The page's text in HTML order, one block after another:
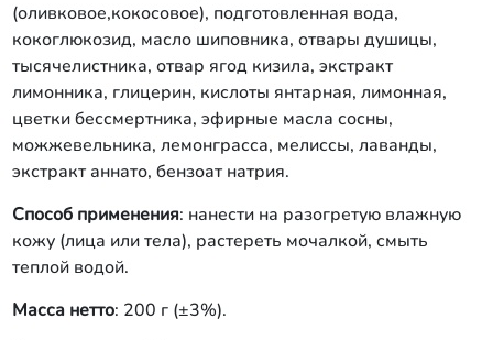
(оливковое,кокосовое), подготовленная вода,
кокоглюкозид, масло шиповника, отвары душицы,
тысячелистника, отвар ягод кизила, экстракт
лимонника, глицерин, кислоты янтарная, лимонная,
цветки бессмертника, эфирные масла сосны,
можжевельника, лемонграсса, мелиссы, лаванды,
экстракт аннато, бензоат натрия.
Способ применения: нанести на разогретую влажную
кожу (лица или тела), растереть мочалкой, смыть
теплой водой.
Масса нетто: 200 г (±3%).